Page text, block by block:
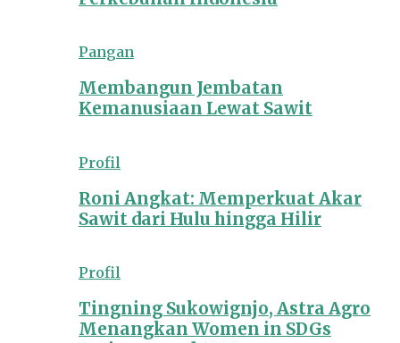
Pangan
Membangun Jembatan
Kemanusiaan Lewat Sawit
Profil
Roni Angkat: Memperkuat Akar
Sawit dari Hulu hingga Hilir
Profil
Tingning Sukowignjo, Astra Agro
Menangkan Women in SDGs